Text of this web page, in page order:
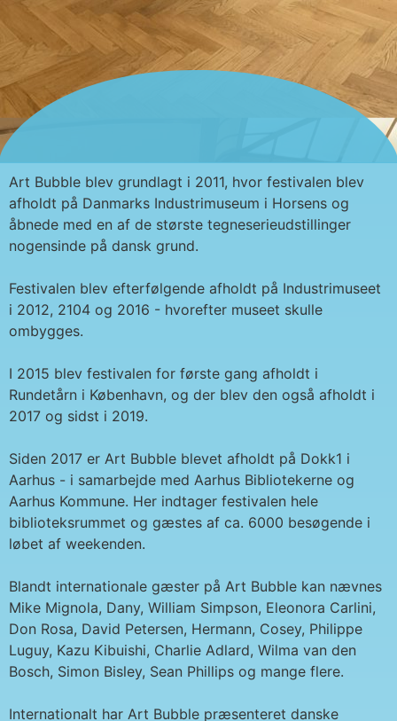
Art Bubble blev grundlagt i 2011, hvor festivalen blev
afholdt på Danmarks Industrimuseum i Horsens og
åbnede med en af de største tegneserieudstillinger
nogensinde på dansk grund.
Festivalen blev efterfølgende afholdt på Industrimuseet
i 2012, 2104 og 2016 - hvorefter museet skulle
ombygges.
I 2015 blev festivalen for første gang afholdt i
Rundetårn i København, og der blev den også afholdt i
2017 og sidst i 2019.
Siden 2017 er Art Bubble blevet afholdt på Dokk1 i
Aarhus - i samarbejde med Aarhus Bibliotekerne og
Aarhus Kommune. Her indtager festivalen hele
biblioteksrummet og gæstes af ca. 6000 besøgende i
løbet af weekenden.
Blandt internationale gæster på Art Bubble kan nævnes
Mike Mignola, Dany, William Simpson, Eleonora Carlini,
Don Rosa, David Petersen, Hermann, Cosey, Philippe
Luguy, Kazu Kibuishi, Charlie Adlard, Wilma van den
Bosch, Simon Bisley, Sean Phillips og mange flere.
Internationalt har Art Bubble præsenteret danske